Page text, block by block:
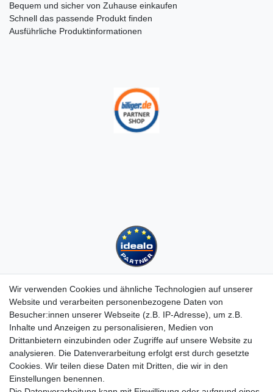
Bequem und sicher von Zuhause einkaufen
Schnell das passende Produkt finden
Ausführliche Produktinformationen
Kundenservice
Hotline: 07452 - 847 162 0
Kontakt
Anmelden
Registrieren
Wir verwenden Cookies und ähnliche Technologien auf unserer
Website und verarbeiten personenbezogene Daten von
Besucher:innen unserer Webseite (z.B. IP-Adresse), um z.B.
Inhalte und Anzeigen zu personalisieren, Medien von
Drittanbietern einzubinden oder Zugriffe auf unsere Website zu
analysieren. Die Datenverarbeitung erfolgt erst durch gesetzte
Cookies. Wir teilen diese Daten mit Dritten, die wir in den
Einstellungen benennen.